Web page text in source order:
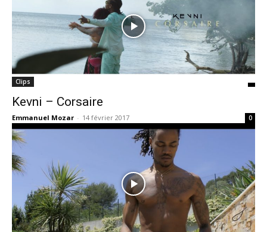
Clips
Kevni – Corsaire
Emmanuel Mozar - 14 février 2017 0